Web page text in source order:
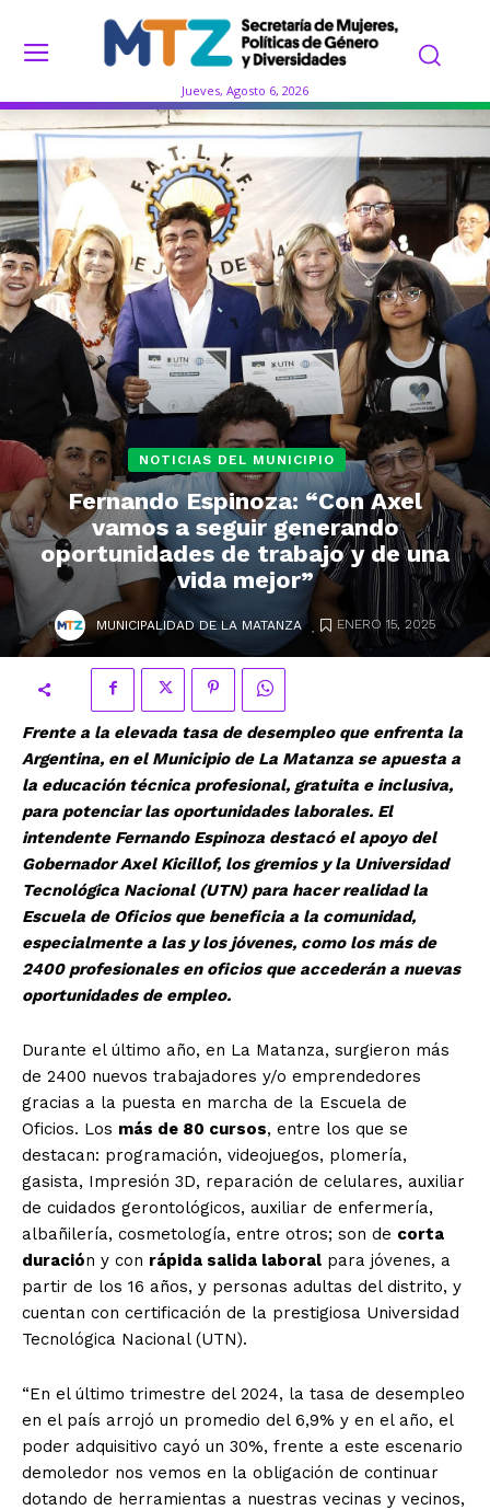
Jueves, Agosto 6, 2026
NOTICIAS DEL MUNICIPIO
Fernando Espinoza: “Con Axel
vamos a seguir generando
oportunidades de trabajo y de una
vida mejor”
MUNICIPALIDAD DE LA MATANZA . ENERO 15, 2025
Frente a la elevada tasa de desempleo que enfrenta la
Argentina, en el Municipio de La Matanza se apuesta a
la educación técnica profesional, gratuita e inclusiva,
para potenciar las oportunidades laborales. El
intendente Fernando Espinoza destacó el apoyo del
Gobernador Axel Kicillof, los gremios y la Universidad
Tecnológica Nacional (UTN) para hacer realidad la
Escuela de Oficios que beneficia a la comunidad,
especialmente a las y los jóvenes, como los más de
2400 profesionales en oficios que accederán a nuevas
oportunidades de empleo.
Durante el último año, en La Matanza, surgieron más
de 2400 nuevos trabajadores y/o emprendedores
gracias a la puesta en marcha de la Escuela de
Oficios. Los más de 80 cursos, entre los que se
destacan: programación, videojuegos, plomería,
gasista, Impresión 3D, reparación de celulares, auxiliar
de cuidados gerontológicos, auxiliar de enfermería,
albañilería, cosmetología, entre otros; son de corta
duración y con rápida salida laboral para jóvenes, a
partir de los 16 años, y personas adultas del distrito, y
cuentan con certificación de la prestigiosa Universidad
Tecnológica Nacional (UTN).
“En el último trimestre del 2024, la tasa de desempleo
en el país arrojó un promedio del 6,9% y en el año, el
poder adquisitivo cayó un 30%, frente a este escenario
demoledor nos vemos en la obligación de continuar
dotando de herramientas a nuestras vecinas y vecinos,